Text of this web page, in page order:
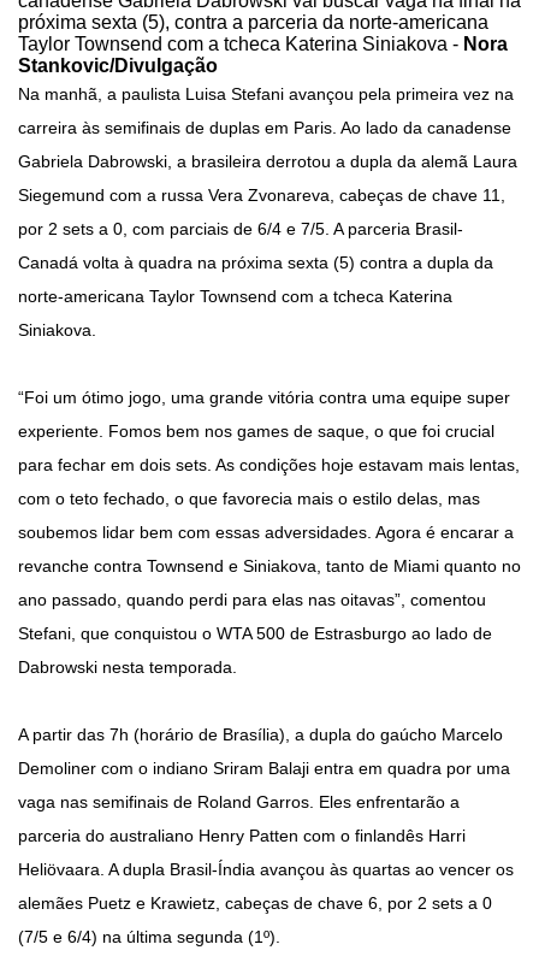
próxima sexta (5), contra a parceria da norte-americana
Taylor Townsend com a tcheca Katerina Siniakova - Nora
Stankovic/Divulgação
Na manhã, a paulista Luisa Stefani avançou pela primeira vez na
carreira às semifinais de duplas em Paris. Ao lado da canadense
Gabriela Dabrowski, a brasileira derrotou a dupla da alemã Laura
Siegemund com a russa Vera Zvonareva, cabeças de chave 11,
por 2 sets a 0, com parciais de 6/4 e 7/5. A parceria Brasil-
Canadá volta à quadra na próxima sexta (5) contra a dupla da
norte-americana Taylor Townsend com a tcheca Katerina
Siniakova.
“Foi um ótimo jogo, uma grande vitória contra uma equipe super
experiente. Fomos bem nos games de saque, o que foi crucial
para fechar em dois sets. As condições hoje estavam mais lentas,
com o teto fechado, o que favorecia mais o estilo delas, mas
soubemos lidar bem com essas adversidades. Agora é encarar a
revanche contra Townsend e Siniakova, tanto de Miami quanto no
ano passado, quando perdi para elas nas oitavas”, comentou
Stefani, que conquistou o WTA 500 de Estrasburgo ao lado de
Dabrowski nesta temporada.
A partir das 7h (horário de Brasília), a dupla do gaúcho Marcelo
Demoliner com o indiano Sriram Balaji entra em quadra por uma
vaga nas semifinais de Roland Garros. Eles enfrentarão a
parceria do australiano Henry Patten com o finlandês Harri
Heliövaara. A dupla Brasil-Índia avançou às quartas ao vencer os
alemães Puetz e Krawietz, cabeças de chave 6, por 2 sets a 0
(7/5 e 6/4) na última segunda (1º).